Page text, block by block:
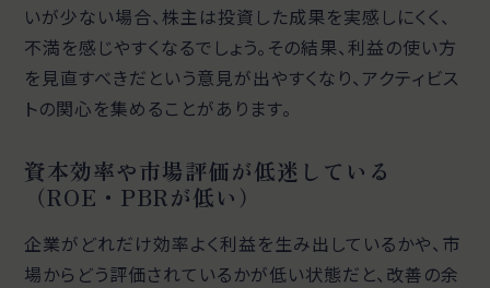
いが少ない場合、株主は投資した成果を実感しにくく、
不満を感じやすくなるでしょう。その結果、利益の使い方
を見直すべきだという意見が出やすくなり、アクティビス
トの関心を集めることがあります。
資本効率や市場評価が低迷している
（ROE・PBRが低い）
企業がどれだけ効率よく利益を生み出しているかや、市
場からどう評価されているかが低い状態だと、改善の余